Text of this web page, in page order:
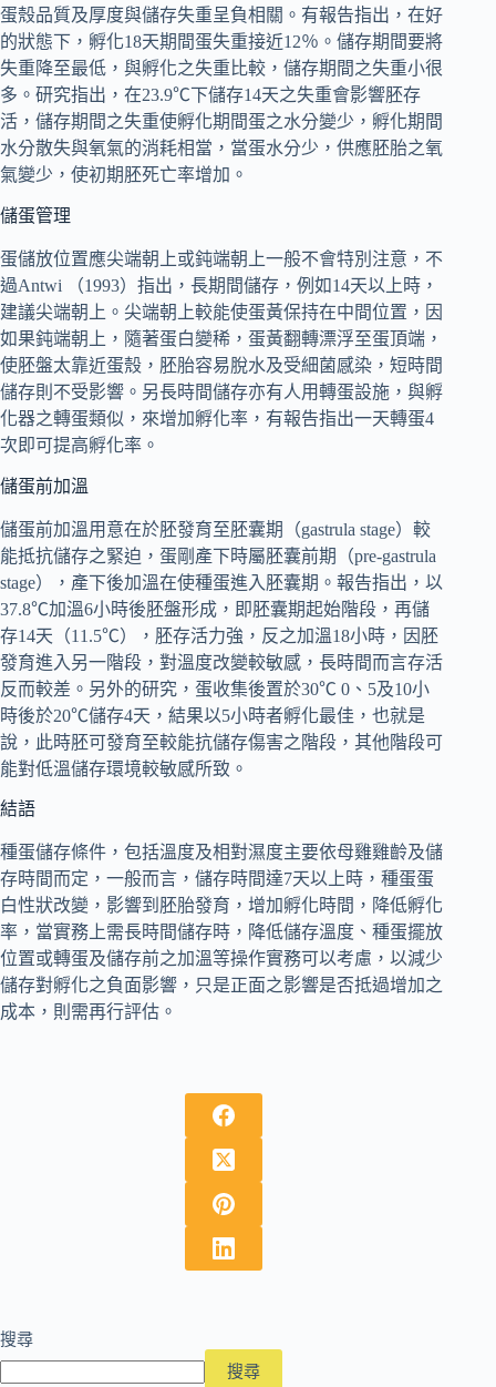
蛋殼品質及厚度與儲存失重呈負相關。有報告指出，在好
的狀態下，孵化18天期間蛋失重接近12％。儲存期間要將
失重降至最低，與孵化之失重比較，儲存期間之失重小很
多。研究指出，在23.9℃下儲存14天之失重會影響胚存
活，儲存期間之失重使孵化期間蛋之水分變少，孵化期間
水分散失與氧氣的消耗相當，當蛋水分少，供應胚胎之氧
氣變少，使初期胚死亡率增加。
儲蛋管理
蛋儲放位置應尖端朝上或鈍端朝上一般不會特別注意，不
過Antwi （1993）指出，長期間儲存，例如14天以上時，
建議尖端朝上。尖端朝上較能使蛋黃保持在中間位置，因
如果鈍端朝上，隨著蛋白變稀，蛋黃翻轉漂浮至蛋頂端，
使胚盤太靠近蛋殼，胚胎容易脫水及受細菌感染，短時間
儲存則不受影響。另長時間儲存亦有人用轉蛋設施，與孵
化器之轉蛋類似，來增加孵化率，有報告指出一天轉蛋4
次即可提高孵化率。
儲蛋前加溫
儲蛋前加溫用意在於胚發育至胚囊期（gastrula stage）較
能抵抗儲存之緊迫，蛋剛產下時屬胚囊前期（pre-gastrula
stage），產下後加溫在使種蛋進入胚囊期。報告指出，以
37.8℃加溫6小時後胚盤形成，即胚囊期起始階段，再儲
存14天（11.5℃），胚存活力強，反之加溫18小時，因胚
發育進入另一階段，對溫度改變較敏感，長時間而言存活
反而較差。另外的研究，蛋收集後置於30℃ 0、5及10小
時後於20℃儲存4天，結果以5小時者孵化最佳，也就是
說，此時胚可發育至較能抗儲存傷害之階段，其他階段可
能對低溫儲存環境較敏感所致。
結語
種蛋儲存條件，包括溫度及相對濕度主要依母雞雞齡及儲
存時間而定，一般而言，儲存時間達7天以上時，種蛋蛋
白性狀改變，影響到胚胎發育，增加孵化時間，降低孵化
率，當實務上需長時間儲存時，降低儲存溫度、種蛋擺放
位置或轉蛋及儲存前之加溫等操作實務可以考慮，以減少
儲存對孵化之負面影響，只是正面之影響是否抵過增加之
成本，則需再行評估。
搜尋
搜尋